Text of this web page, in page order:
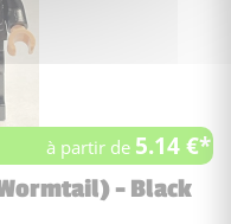
à partir de 5.14 €*
- Black